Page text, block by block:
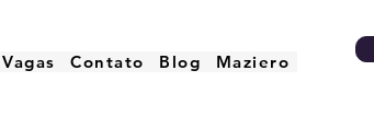
Vagas Contato Blog Maziero